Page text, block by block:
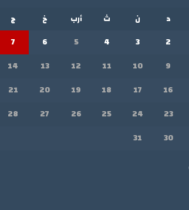
د ن ث أرب خ
ج
2
3
4
5
6
7
9
10
11
12
13
14
16
17
18
19
20
21
23
24
25
26
27
28
30
31